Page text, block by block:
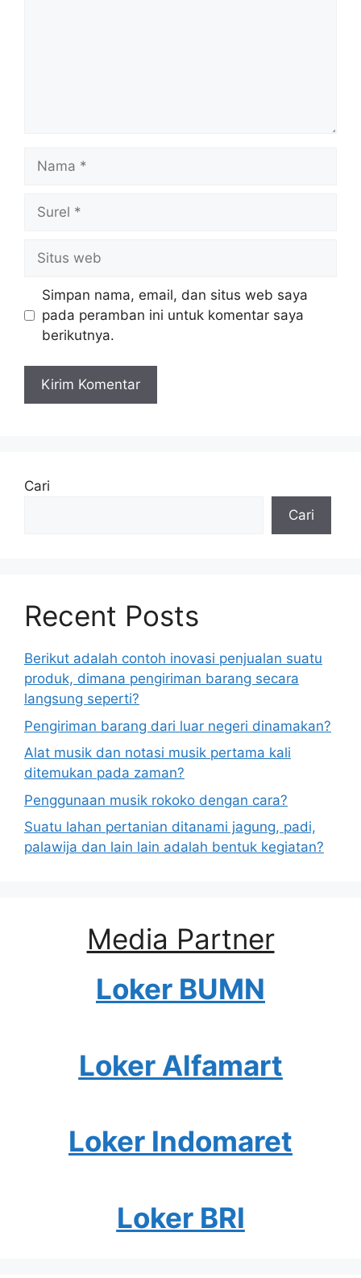
web
Simpan nama, email, dan situs web saya
pada peramban ini untuk komentar saya
berikutnya.
Cari
Cari
Recent Posts
Berikut adalah contoh inovasi penjualan suatu
produk, dimana pengiriman barang secara
langsung seperti?
Pengiriman barang dari luar negeri dinamakan?
Alat musik dan notasi musik pertama kali
ditemukan pada zaman?
Penggunaan musik rokoko dengan cara?
Suatu lahan pertanian ditanami jagung, padi,
palawija dan lain lain adalah bentuk kegiatan?
Media Partner
Loker BUMN
Loker Alfamart
Loker Indomaret
Loker BRI